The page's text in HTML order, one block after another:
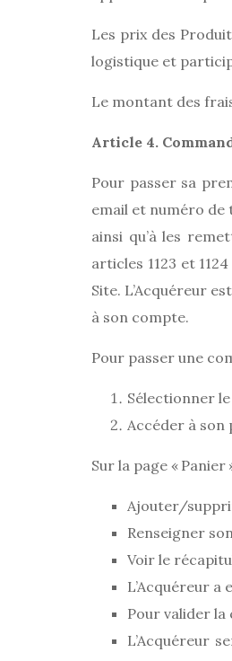
Les prix des
logistique et
Le montant des
Article 4.
Pour passer sa
email et numéro de
ainsi qu’à les
articles 1123 et
Site. L’Acquéreur
à son compte.
Pour passer une
Sélectionner
Accéder à son
Sur la page « Panier
Ajouter/
Renseigner
Voir le
L’Acquéreur
Pour valider la
L’Acquéreur